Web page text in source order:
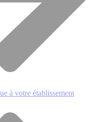
à votre établissement